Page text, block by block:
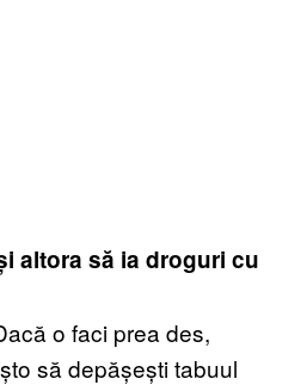
altora să ia droguri cu
o faci prea des,
să depășești tabuul